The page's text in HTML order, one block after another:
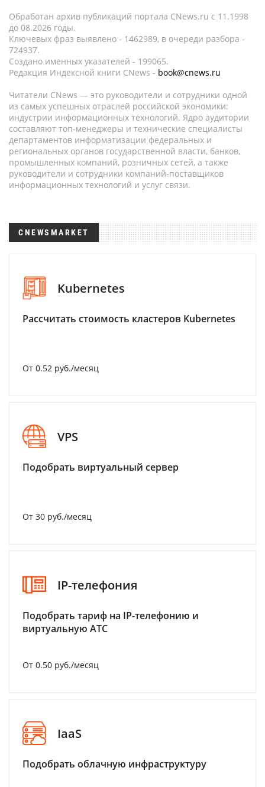
Обработан архив публикаций портала CNews.ru c 11.1998
до 08.2026 годы.
Ключевых фраз выявлено - 1462989, в очереди разбора -
724937.
Создано именных указателей - 199065.
Редакция Индексной книги CNews - book@cnews.ru
Читатели CNews — это руководители и сотрудники одной
из самых успешных отраслей российской экономики:
индустрии информационных технологий. Ядро аудитории
составляют топ-менеджеры и технические специалисты
департаментов информатизации федеральных и
региональных органов государственной власти, банков,
промышленных компаний, розничных сетей, а также
руководители и сотрудники компаний-поставщиков
информационных технологий и услуг связи.
CNEWSMARKET
Kubernetes
Рассчитать стоимость кластеров Kubernetes
От 0.52 руб./месяц
VPS
Подобрать виртуальный сервер
От 30 руб./месяц
IP-телефония
Подобрать тариф на IP-телефонию и
виртуальную АТС
От 0.50 руб./месяц
IaaS
Подобрать облачную инфраструктуру